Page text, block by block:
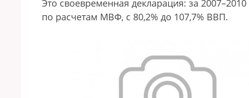
Это своевременная декларация: за
по расчетам МВФ, с 80,2% до 107,7% ВВП.